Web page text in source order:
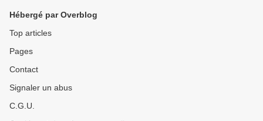
Hébergé par Overblog
Top articles
Pages
Contact
Signaler un abus
C.G.U.